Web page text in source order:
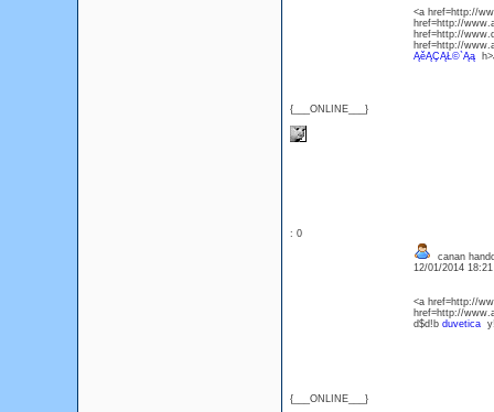
{___ONLINE___}
<a href=http://
href=http://
href=http://
href=http://
ĄěĄÇĄŁ©`Ąą
: 0
{___ONLINE___}
canan
12/01/2014
<a href=http://
href=http://
d$d!b duvetica